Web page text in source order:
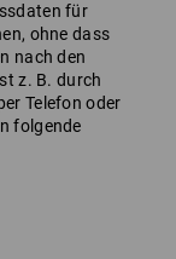
für
ohne dass
nach den
z. B. durch
Telefon oder
folgende